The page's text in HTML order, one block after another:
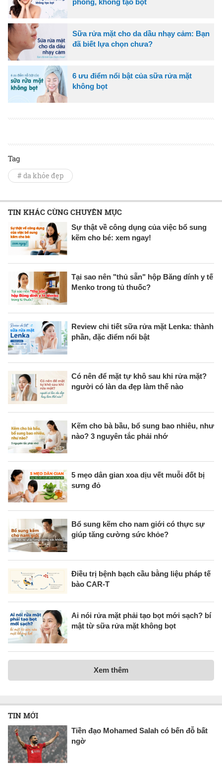
Sữa rửa mặt cho da dầu nhạy cảm: Bạn
đã biết lựa chọn chưa?
6 ưu điểm nổi bật của sữa rửa mặt
không bọt
Tag
# da khỏe đẹp
TIN KHÁC CÙNG CHUYÊN MỤC
Sự thật về công dụng của việc bổ sung
kẽm cho bé: xem ngay!
Tại sao nên "thủ sẵn" hộp Băng dính y tế
Menko trong tủ thuốc?
Review chi tiết sữa rửa mặt Lenka: thành
phần, đặc điểm nổi bật
Có nên để mặt tự khô sau khi rửa mặt?
người có làn da đẹp làm thế nào
Kẽm cho bà bầu, bổ sung bao nhiêu, như
nào? 3 nguyên tắc phải nhớ
5 mẹo dân gian xoa dịu vết muỗi đốt bị
sưng đỏ
Bổ sung kẽm cho nam giới có thực sự
giúp tăng cường sức khỏe?
Điều trị bệnh bạch cầu bằng liệu pháp tế
bào CAR-T
Ai nói rửa mặt phải tạo bọt mới sạch? bí
mật từ sữa rửa mặt không bọt
Xem thêm
TIN MỚI
Tiền đạo Mohamed Salah có bến đỗ bất
ngờ